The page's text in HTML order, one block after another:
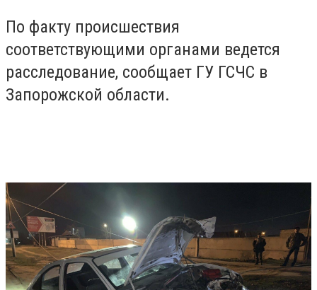
По факту происшествия
соответствующими органами ведется
расследование, сообщает ГУ ГСЧС в
Запорожской области.